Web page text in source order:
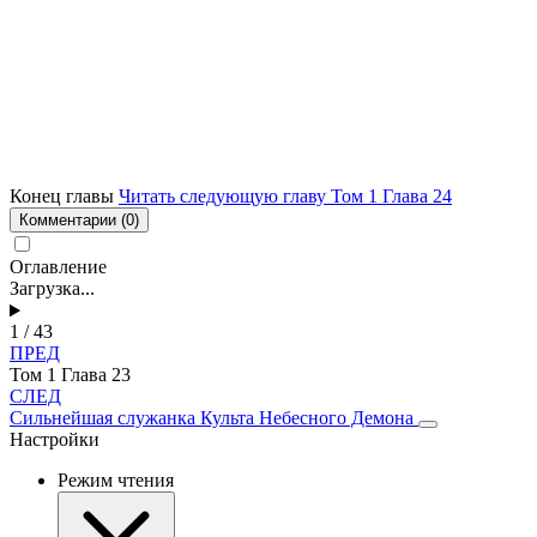
Конец главы Читать следующую главу Том 1 Глава 24
Комментарии (0)
Оглавление
Загрузка...
1 / 43
ПРЕД
Том 1 Глава 23
СЛЕД
Сильнейшая служанка Культа Небесного Демона
Настройки
Режим чтения